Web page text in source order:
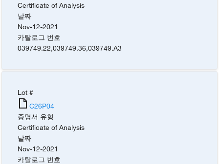
Certificate of Analysis
날짜
Nov-12-2021
카탈로그 번호
039749.22,039749.36,039749.A3
Lot #
C26P04
증명서 유형
Certificate of Analysis
날짜
Nov-12-2021
카탈로그 번호